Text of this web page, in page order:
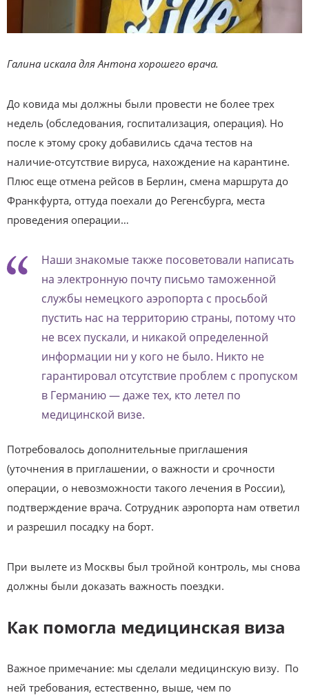
Галина искала для Антона хорошего врача.
До ковида мы должны были провести не более трех
недель (обследования, госпитализация, операция). Но
после к этому сроку добавились сдача тестов на
наличие-отсутствие вируса, нахождение на карантине.
Плюс еще отмена рейсов в Берлин, смена маршрута до
Франкфурта, оттуда поехали до Регенсбурга, места
проведения операции…
Наши знакомые также посоветовали написать
на электронную почту письмо таможенной
службы немецкого аэропорта с просьбой
пустить нас на территорию страны, потому что
не всех пускали, и никакой определенной
информации ни у кого не было. Никто не
гарантировал отсутствие проблем с пропуском
в Германию — даже тех, кто летел по
медицинской визе.
Потребовалось дополнительные приглашения
(уточнения в приглашении, о важности и срочности
операции, о невозможности такого лечения в России),
подтверждение врача. Сотрудник аэропорта нам ответил
и разрешил посадку на борт.
При вылете из Москвы был тройной контроль, мы снова
должны были доказать важность поездки.
Как помогла медицинская виза
Важное примечание: мы сделали медицинскую визу. По
ней требования, естественно, выше, чем по